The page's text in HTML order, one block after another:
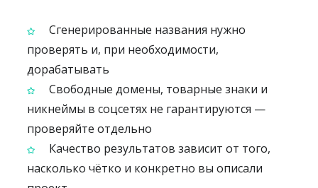
Сгенерированные названия нужно
проверять и, при необходимости,
дорабатывать
Свободные домены, товарные знаки и
никнеймы в соцсетях не гарантируются —
проверяйте отдельно
Качество результатов зависит от того,
насколько чётко и конкретно вы описали